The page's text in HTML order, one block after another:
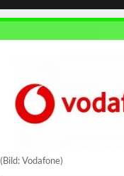
(Bild: Vodafone)